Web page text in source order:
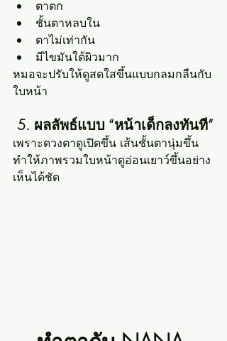
ตาตก
ชั้นตาหลบใน
ตาไม่เท่ากัน
มีไขมันใต้ผิวมาก
หมอจะปรับให้ดูสดใสขึ้นแบบกลมกลืนกับ
ใบหน้า
5. ผลลัพธ์แบบ “หน้าเด็กลงทันที”
เพราะดวงตาดูเปิดขึ้น เส้นชั้นตานุ่มขึ้น
ทำให้ภาพรวมใบหน้าดูอ่อนเยาว์ขึ้นอย่าง
เห็นได้ชัด